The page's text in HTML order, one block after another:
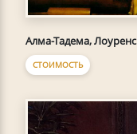
Алма-Тадема, Лоуренс
СТОИМОСТЬ